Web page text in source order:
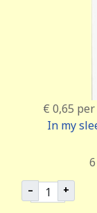
€ 0,65
In my
– +